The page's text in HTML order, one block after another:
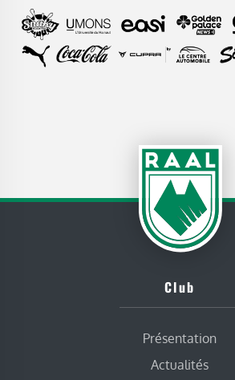
Club
Présentation
Actualités